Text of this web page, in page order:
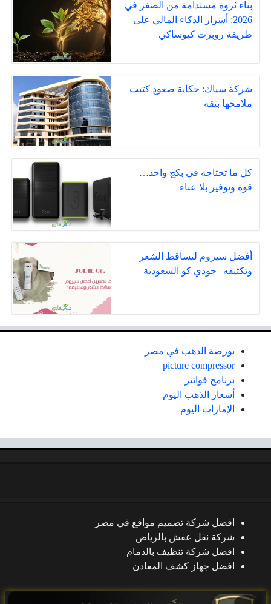
بناء ثروة مستدامة من الصفر في
2026: أسرار الذكاء المالي على
طريقة روبرت كيوساكي
شركة سياك: حكاية صعودٍ كتبت
ملامحها بثقة
كل ما تحتاجه في بكج واحد…
قوة وتوفير بلا عناء
أفضل سيروم لتساقط الشعر
وتكثيفه | جودي كو السعودية
بورصة الذهب في مصر
picture compressor
برنامج فواتير
أسعار الذهب اليوم
الإمارات اليوم
افضل شركة تصميم مواقع في مصر
شركة نقل عفش بالرياض
افضل شركة تنظيف بالدمام
افضل جهاز كشف المعادن